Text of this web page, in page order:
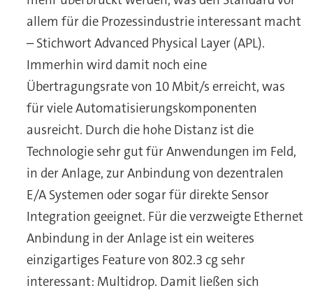
allem für die Prozessindustrie interessant macht
– Stichwort Advanced Physical Layer (APL).
Immerhin wird damit noch eine
Übertragungsrate von 10 Mbit/s erreicht, was
für viele Automatisierungskomponenten
ausreicht. Durch die hohe Distanz ist die
Technologie sehr gut für Anwendungen im Feld,
in der Anlage, zur Anbindung von dezentralen
E/A Systemen oder sogar für direkte Sensor
Integration geeignet. Für die verzweigte Ethernet
Anbindung in der Anlage ist ein weiteres
einzigartiges Feature von 802.3 cg sehr
interessant: Multidrop. Damit ließen sich